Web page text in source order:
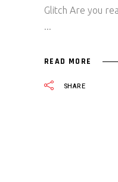
Glitch Are you
READ MORE
SHARE